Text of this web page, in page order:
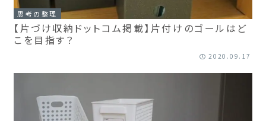
思考の整理
【片づけ収納ドットコム掲載】片付けのゴールはど
こを目指す？
2020.09.17